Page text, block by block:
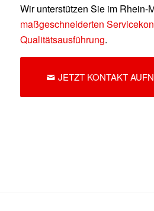
Wir unterstützen Sie im Rhein-
maßgeschneiderten
Qualitätsausführung.
JETZT KONTAKT